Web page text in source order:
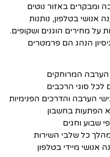
ומבקרים באזור נוטים
בטלפון, נותנות
על מחירים הוגנים ושקופים.
הנהג הם פרמטרים
הערבה המרוחקים
לכל סוגי הרכבים
הערבה והדרכים הפנימיות
הפתעות בחשבון
שבוע וחגים
כל שלבי השירות
אנושי מיידי בטלפון